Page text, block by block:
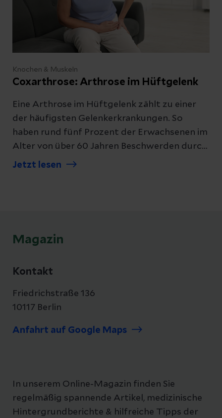
Knochen & Muskeln
Coxarthrose: Arthrose im Hüftgelenk
Eine Arthrose im Hüftgelenk zählt zu einer
der häufigsten Gelenkerkrankungen. So
haben rund fünf Prozent der Erwachsenen im
Alter von über 60 Jahren Beschwerden durch
den Verschleiß des Hüftgelenks. Wie es dazu
Jetzt lesen
Magazin
Kontakt
Friedrichstraße 136
10117 Berlin
Anfahrt auf Google Maps
In unserem Online-Magazin finden Sie
regelmäßig spannende Artikel, medizinische
Hintergrundberichte & hilfreiche Tipps der